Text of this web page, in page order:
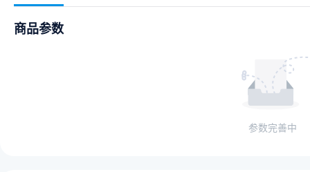
商品参数
参数完善中